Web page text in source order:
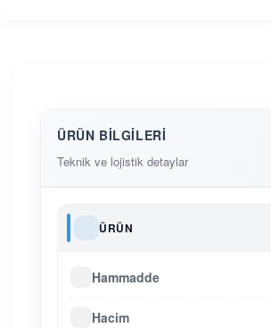
ÜRÜN BILGILERI
Teknik ve lojistik detaylar
ÜRÜN
Hammadde
Hacim